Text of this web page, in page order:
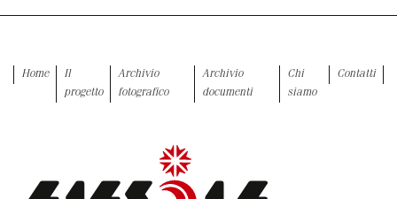
Home
Il
progetto
Archivio
fotografico
Archivio
documenti
Chi
siamo
Contatti